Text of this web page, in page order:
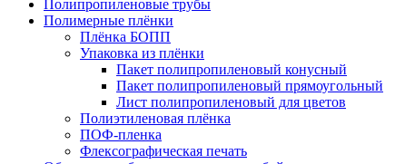
Полипропиленовые трубы
Полимерные плёнки
Плёнка БОПП
Упаковка из плёнки
Пакет полипропиленовый конусный
Пакет полипропиленовый прямоугольный
Лист полипропиленовый для цветов
Полиэтиленовая плёнка
ПОФ-пленка
Флексографическая печать